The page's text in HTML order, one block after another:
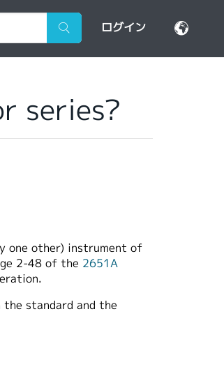
ログイン
series?
one other) instrument of
2-48 of the 2651A
standard and the